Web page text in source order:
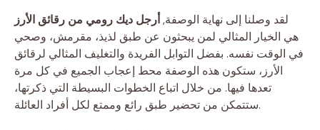
لقد وصلنا إلى نهاية الوصفة,أرجل ديك رومي من رقائق الأرز
هي الخيار المثالي لمن يبحثون عن طبق لذيذ، مقرمش، وصحي
في الوقت نفسه. بفضل التوابل الفريدة والتغليف المثالي لرقائق
الأرز، ستكون هذه الوصفة محط إعجاب الجميع في كل مرة
تعدها فيها. من خلال اتباع الخطوات البسيطة التي ذكرتها،
ستتمكن من تحضير طبق رائع وممتع لكل أفراد العائلة.